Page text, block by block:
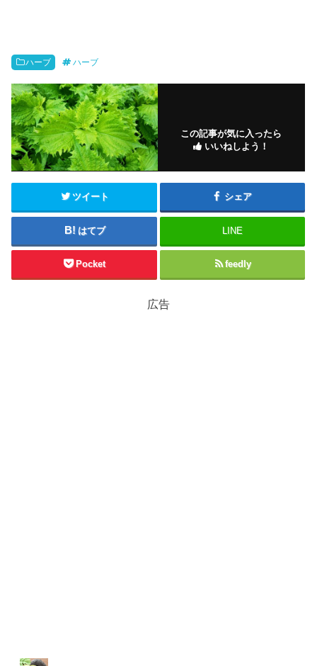
ハーブ ハーブ
この記事が気に入ったら
いいねしよう！
ツイート シェア
はてブ LINE
Pocket feedly
広告